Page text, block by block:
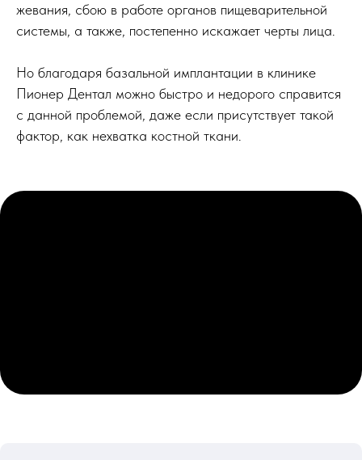
жевания, сбою в работе органов пищеварительной
системы, а также, постепенно искажает черты лица.
Но благодаря базальной имплантации в клинике
Пионер Дентал можно быстро и недорого справится
с данной проблемой, даже если присутствует такой
фактор, как нехватка костной ткани.